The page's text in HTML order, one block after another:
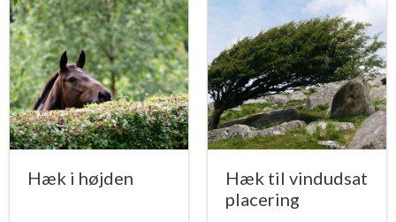
Hæk i højden
Hæk til vindudsat
placering